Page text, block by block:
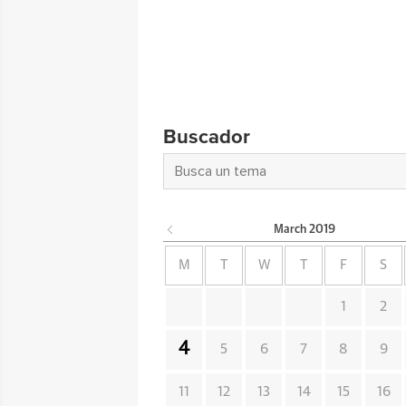
Buscador
March 2019
M W F S
1 2
4 5 6 7 8 9
11 12 13 14 15 16